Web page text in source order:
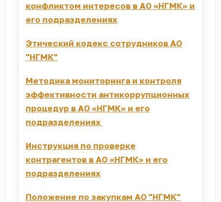
конфликтом интересов в АО «НГМК» и
его подразделениях
Этический кодекс сотрудников АО
"НГМК"
Методика мониторинга и контроля
эффективности антикоррупционных
процедур в АО «НГМК» и его
подразделениях
Инструкция по проверке
контрагентов в АО «НГМК» и его
подразделениях
Положение по закупкам АО "НГМК"